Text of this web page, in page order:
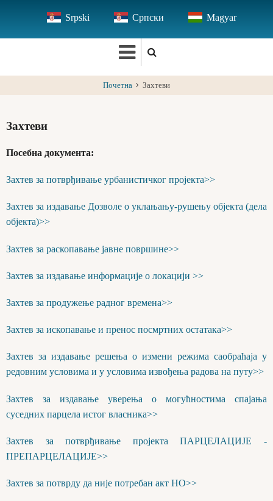
main
Srpski Српски Magyar
Почетна Захтеви
Захтеви
Посебна документа:
Захтев за потврђивање урбанистичког пројекта>>
Захтев за издавање Дозволе о уклањању-рушењу објекта (дела
објекта)>>
Захтев за раскопавање јавне површине>>
Захтев за издавање информације о локацији >>
Захтев за продужење радног времена>>
Захтев за ископавање и пренос посмртних остатака>>
Захтев за издавање решења о измени режима саобраћаја у
редовним условима и у условима извођења радова на путу>>
Захтев за издавање уверења о могућностима спајања
суседних парцела истог власника>>
Захтев за потврђивање пројекта ПАРЦЕЛАЦИЈЕ -
ПРЕПАРЦЕЛАЦИЈЕ>>
Захтев за потврду да није потребан акт НО>>